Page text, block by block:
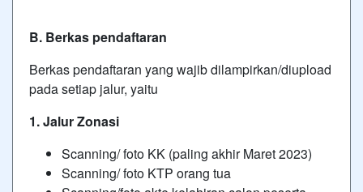
B. Berkas pendaftaran
Berkas pendaftaran yang wajib dilampirkan/diupload
pada setiap jalur, yaitu
1. Jalur Zonasi
Scanning/ foto KK (paling akhir Maret 2023)
Scanning/ foto KTP orang tua